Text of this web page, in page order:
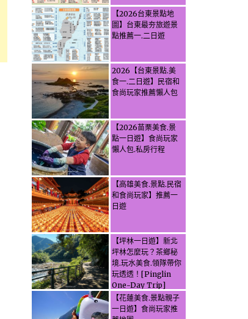
【2026台東景點地
圖】台東最夯旅遊景
點推薦一.二日遊
2026【台東景點.美
食一.二日遊】民宿和
食尚玩家推薦懶人包
【2026苗栗美食.景
點一日遊】食尚玩家
懶人包.私房行程
【高雄美食.景點.民宿
和食尚玩家】推薦一
日遊
【坪林一日遊】新北
坪林怎麼玩？茶鄉秘
境.玩水美食.領隊帶你
玩透透！[Pinglin
One-Day Trip]
How to explore
Pinglin, New
【花蓮美食.景點親子
一日遊】食尚玩家推